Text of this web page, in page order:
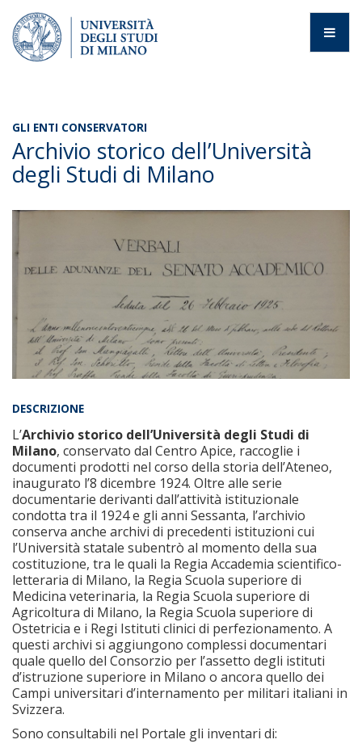
GLI ENTI CONSERVATORI
Archivio storico dell’Università
degli Studi di Milano
DESCRIZIONE
L’Archivio storico dell’Università degli Studi di
Milano, conservato dal Centro Apice, raccoglie i
documenti prodotti nel corso della storia dell’Ateneo,
inaugurato l’8 dicembre 1924. Oltre alle serie
documentarie derivanti dall’attività istituzionale
condotta tra il 1924 e gli anni Sessanta, l’archivio
conserva anche archivi di precedenti istituzioni cui
l’Università statale subentrò al momento della sua
costituzione, tra le quali la Regia Accademia scientifico-
letteraria di Milano, la Regia Scuola superiore di
Medicina veterinaria, la Regia Scuola superiore di
Agricoltura di Milano, la Regia Scuola superiore di
Ostetricia e i Regi Istituti clinici di perfezionamento. A
questi archivi si aggiungono complessi documentari
quale quello del Consorzio per l’assetto degli istituti
d’istruzione superiore in Milano o ancora quello dei
Campi universitari d’internamento per militari italiani in
Svizzera.
Sono consultabili nel Portale gli inventari di: